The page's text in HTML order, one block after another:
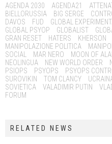
Tags:
AGENDA 2030 AGENDA21
BIELLORUSSIA
BIG SERGE
DAVOS
FUD GLOBAL
GLOBAL PSYOP
GLOBALIST
GRAN RESET
HATERS KHERSON
MANIPOLAZIONE POLITICA
SOCIAL
MAR NERO MOON OF
NEOLINGUA
NEW WORLD ORDER
PSIOPS
PSYOPS PSYOPS
SUROVIKIN
TOM CLANCY
SOVIETICA
VALADIMIR PUTIN
FORUM
RELATED NEWS